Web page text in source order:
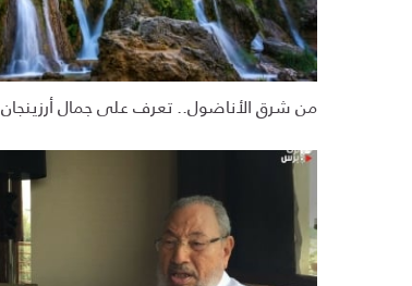
من شرق الأناضول.. تعرف على جمال أرزينجان